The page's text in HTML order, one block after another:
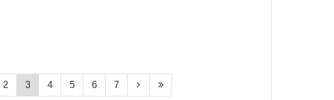
2 3 4 5 6 7